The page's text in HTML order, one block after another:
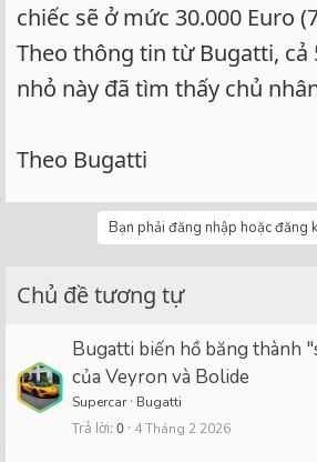
chiếc sẽ ở mức 30.000 Euro
Theo thông tin từ Bugatti, cả
nhỏ này đã tìm thấy chủ
Theo Bugatti
Bạn phải đăng nhập hoặc đăng
Chủ đề tương tự
Bugatti biến hồ băng thành
của Veyron và Bolide
Supercar Bugatti
Trả lời 0 4 Tháng 2 2026